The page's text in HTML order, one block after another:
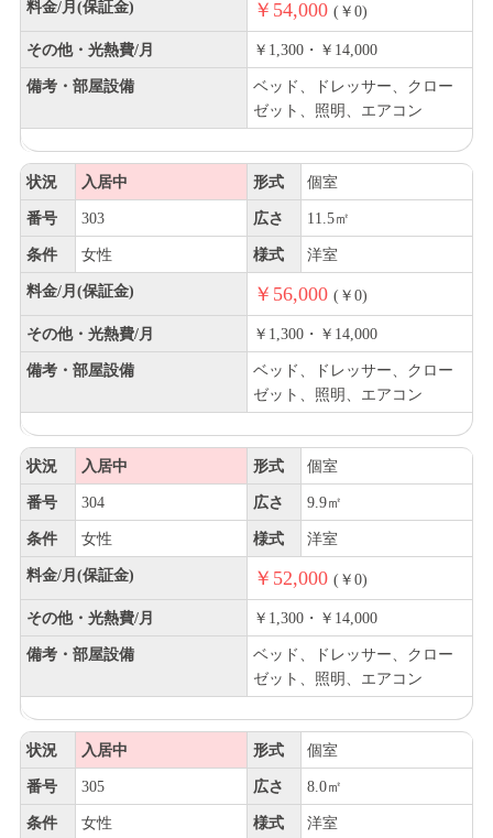
料金/月(保証金) ￥54,000 (￥0)
その他・光熱費/月 ￥1,300・￥14,000
備考・部屋設備
ベッド、ドレッサー、クロー
ゼット、照明、エアコン
状況 入居中 形式 個室
番号 303 広さ 11.5㎡
条件 女性 様式 洋室
料金/月(保証金) ￥56,000 (￥0)
その他・光熱費/月 ￥1,300・￥14,000
備考・部屋設備
ベッド、ドレッサー、クロー
ゼット、照明、エアコン
状況 入居中 形式 個室
番号 304 広さ 9.9㎡
条件 女性 様式 洋室
料金/月(保証金) ￥52,000 (￥0)
その他・光熱費/月 ￥1,300・￥14,000
備考・部屋設備
ベッド、ドレッサー、クロー
ゼット、照明、エアコン
状況 入居中 形式 個室
番号 305 広さ 8.0㎡
条件 女性 様式 洋室